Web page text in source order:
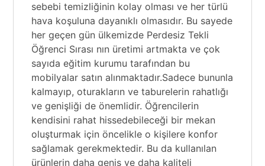
sebebi temizliğinin kolay olması ve her türlü
hava koşuluna dayanıklı olmasıdır. Bu sayede
her geçen gün ülkemizde Perdesiz Tekli
Öğrenci Sırası nın üretimi artmakta ve çok
sayıda eğitim kurumu tarafından bu
mobilyalar satın alınmaktadır.Sadece bununla
kalmayıp, oturakların ve taburelerin rahatlığı
ve genişliği de önemlidir. Öğrencilerin
kendisini rahat hissedebileceği bir mekan
oluşturmak için öncelikle o kişilere konfor
sağlamak gerekmektedir. Bu da kullanılan
ürünlerin daha geniş ve daha kaliteli